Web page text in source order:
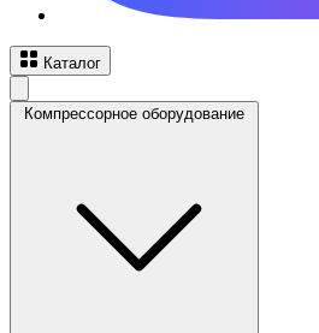
Каталог
Компрессорное оборудование